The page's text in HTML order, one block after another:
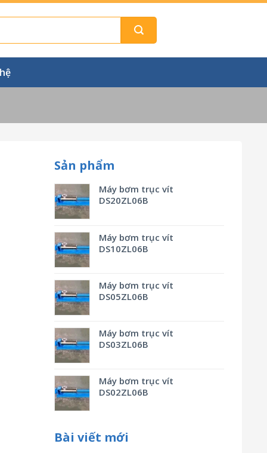
Sản phẩm
Máy bơm trục vít
DS20ZL06B
Máy bơm trục vít
DS10ZL06B
Máy bơm trục vít
DS05ZL06B
Máy bơm trục vít
DS03ZL06B
Máy bơm trục vít
DS02ZL06B
Bài viết mới